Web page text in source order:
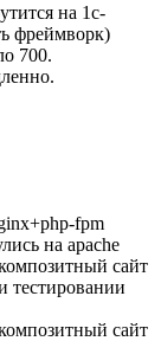
на 1с-
фреймворк)
700.
fpm
на apache
сайт
тестировании
сайт